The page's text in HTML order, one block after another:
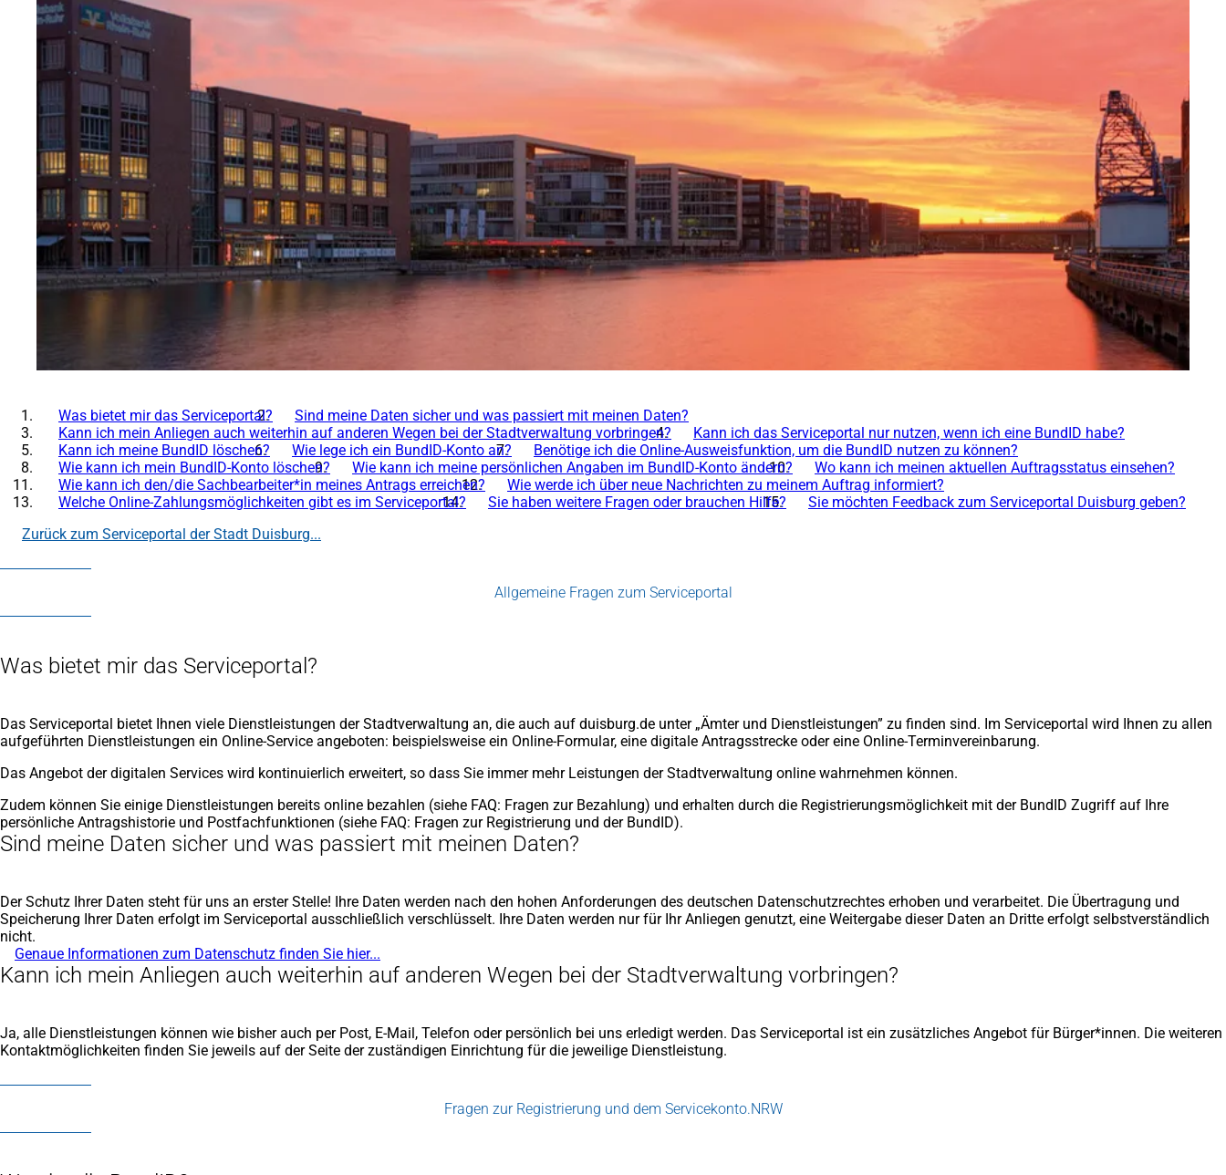
Was bietet mir das Serviceportal?
Sind meine Daten sicher und was passiert mit meinen Daten?
Kann ich mein Anliegen auch weiterhin auf anderen Wegen bei der Stadtverwaltung vorbringen?
Kann ich das Serviceportal nur nutzen, wenn ich eine BundID habe?
Kann ich meine BundID löschen?
Wie lege ich ein BundID-Konto an?
Benötige ich die Online-Ausweisfunktion, um die BundID nutzen zu können?
Wie kann ich mein BundID-Konto löschen?
Wie kann ich meine persönlichen Angaben im BundID-Konto ändern?
Wo kann ich meinen aktuellen Auftragsstatus einsehen?
Wie kann ich den/die Sachbearbeiter*in meines Antrags erreichen?
Wie werde ich über neue Nachrichten zu meinem Auftrag informiert?
Welche Online-Zahlungsmöglichkeiten gibt es im Serviceportal?
Sie haben weitere Fragen oder brauchen Hilfe?
Sie möchten Feedback zum Serviceportal Duisburg geben?
Zurück zum Serviceportal der Stadt Duisburg...
(Öffnet
einem
Allgemeine Fragen zum Serviceportal
Was bietet mir das Serviceportal?
Das Serviceportal bietet Ihnen viele Dienstleistungen der Stadtverwaltung an, die auch auf duisburg.de unter „Ämter und Dienstleistungen” zu finden sind. Im Serviceportal wird Ihnen zu allen
aufgeführten Dienstleistungen ein Online-Service angeboten: beispielsweise ein Online-Formular, eine digitale Antragsstrecke oder eine Online-Terminvereinbarung.
Das Angebot der digitalen Services wird kontinuierlich erweitert, so dass Sie immer mehr Leistungen der Stadtverwaltung online wahrnehmen können.
Zudem können Sie einige Dienstleistungen bereits online bezahlen (siehe FAQ: Fragen zur Bezahlung) und erhalten durch die Registrierungsmöglichkeit mit der BundID Zugriff auf Ihre
persönliche Antragshistorie und Postfachfunktionen (siehe FAQ: Fragen zur Registrierung und der BundID).
Sind meine Daten sicher und was passiert mit meinen Daten?
Der Schutz Ihrer Daten steht für uns an erster Stelle! Ihre Daten werden nach den hohen Anforderungen des deutschen Datenschutzrechtes erhoben und verarbeitet. Die Übertragung und
Speicherung Ihrer Daten erfolgt im Serviceportal ausschließlich verschlüsselt. Ihre Daten werden nur für Ihr Anliegen genutzt, eine Weitergabe dieser Daten an Dritte erfolgt selbstverständlich
nicht.
Genaue Informationen zum Datenschutz finden Sie hier...
in
einem
Tab)
Kann ich mein Anliegen auch weiterhin auf anderen Wegen bei der Stadtverwaltung vorbringen?
Ja, alle Dienstleistungen können wie bisher auch per Post, E-Mail, Telefon oder persönlich bei uns erledigt werden. Das Serviceportal ist ein zusätzliches Angebot für Bürger*innen. Die weiteren
Kontaktmöglichkeiten finden Sie jeweils auf der Seite der zuständigen Einrichtung für die jeweilige Dienstleistung.
Fragen zur Registrierung und dem Servicekonto.NRW